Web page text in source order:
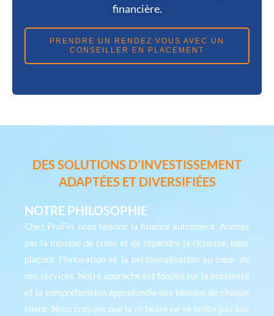
financière.
PRENDRE UN RENDEZ VOUS AVEC UN
CONSEILLER EN PLACEMENT
DES SOLUTIONS D’INVESTISSEMENT
ADAPTÉES ET DIVERSIFIÉES
NOTRE PHILOSOPHIE
Chez ProFin, nous faisons la finance autrement. Animés
par la mission de créer et de répandre la richesse, nous
plaçons l’innovation et la personnalisation au cœur de
nos services. Notre approche est fondée sur la proximité
et la compréhension approfondie des besoins de chaque
client. Nous croyons que la richesse ne se limite pas aux